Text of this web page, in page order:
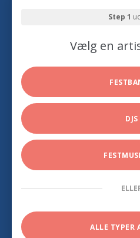
Step 1
Vælg en
DJS
ALLE TYPER